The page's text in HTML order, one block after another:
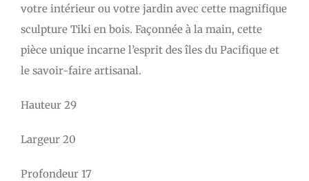
votre intérieur ou votre jardin avec cette magnifique
sculpture Tiki en bois. Façonnée à la main, cette
pièce unique incarne l’esprit des îles du Pacifique et
le savoir-faire artisanal.
Hauteur 29
Largeur 20
Profondeur 17